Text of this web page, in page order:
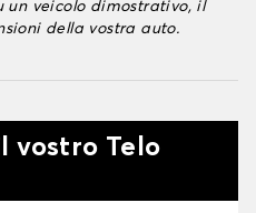
un veicolo dimostrativo, il
della vostra auto.
vostro Telo